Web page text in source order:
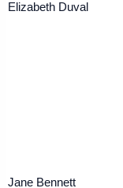
Elizabeth Duval